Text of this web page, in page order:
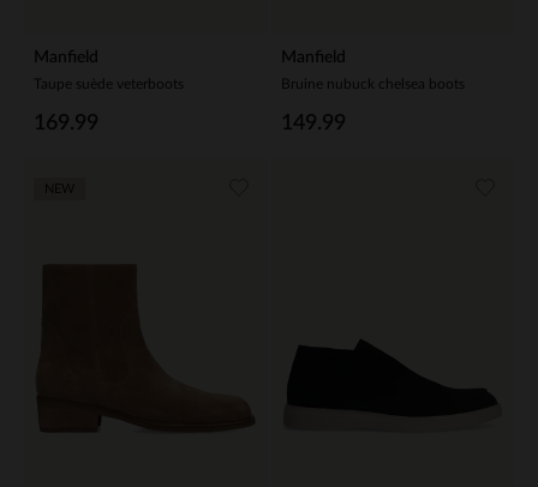
Manfield
Taupe suède veterboots
169.99
Manfield
Bruine nubuck chelsea boots
149.99